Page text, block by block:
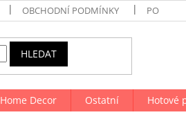
OBCHODNÍ PODMÍNKY
HLEDAT
Home Decor Ostatní Hotové